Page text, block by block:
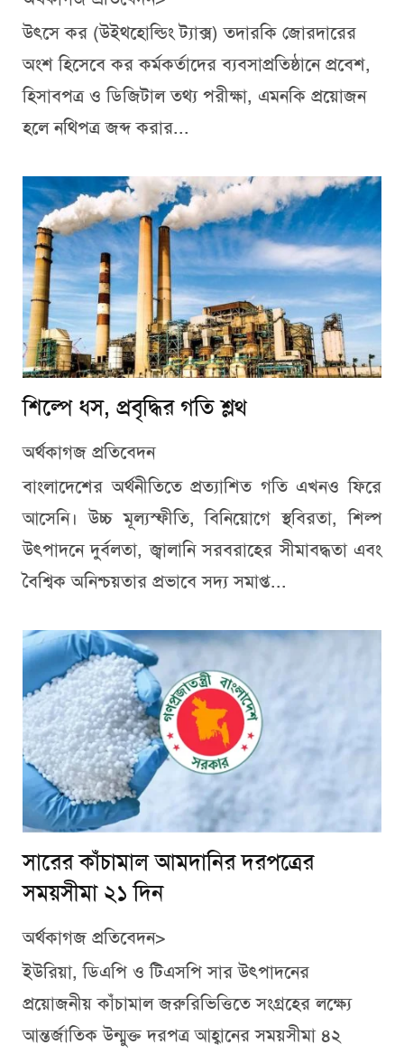
উৎসে কর (উইথহোল্ডিং ট্যাক্স) তদারকি জোরদারের
অংশ হিসেবে কর কর্মকর্তাদের ব্যবসাপ্রতিষ্ঠানে প্রবেশ,
হিসাবপত্র ও ডিজিটাল তথ্য পরীক্ষা, এমনকি প্রয়োজন
হলে নথিপত্র জব্দ করার...
শিল্পে ধস, প্রবৃদ্ধির গতি শ্লথ
অর্থকাগজ প্রতিবেদন
বাংলাদেশের অর্থনীতিতে প্রত্যাশিত গতি এখনও ফিরে
আসেনি। উচ্চ মূল্যস্ফীতি, বিনিয়োগে স্থবিরতা, শিল্প
উৎপাদনে দুর্বলতা, জ্বালানি সরবরাহের সীমাবদ্ধতা এবং
বৈশ্বিক অনিশ্চয়তার প্রভাবে সদ্য সমাপ্ত...
সারের কাঁচামাল আমদানির দরপত্রের
সময়সীমা ২১ দিন
অর্থকাগজ প্রতিবেদন>
ইউরিয়া, ডিএপি ও টিএসপি সার উৎপাদনের
প্রয়োজনীয় কাঁচামাল জরুরিভিত্তিতে সংগ্রহের লক্ষ্যে
আন্তর্জাতিক উন্মুক্ত দরপত্র আহ্বানের সময়সীমা ৪২